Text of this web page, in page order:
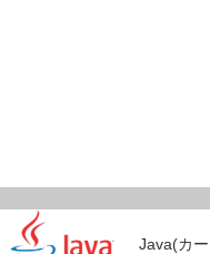
Java(カ